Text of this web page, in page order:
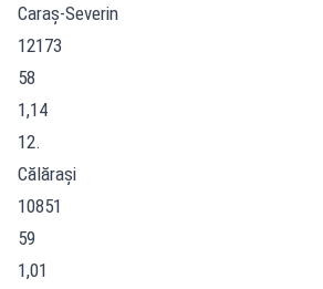
Caraș-Severin
12173
58
1,14
12.
Călărași
10851
59
1,01